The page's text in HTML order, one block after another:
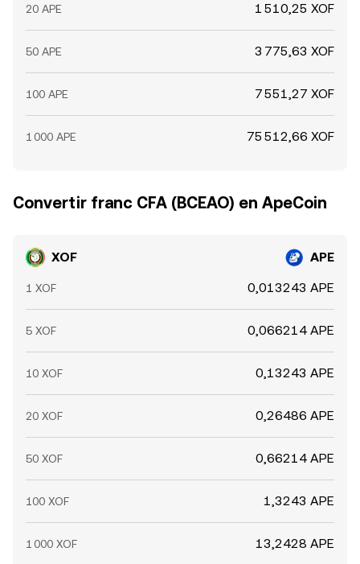
20 APE 1 510,25 XOF
50 APE 3 775,63 XOF
100 APE 7 551,27 XOF
1 000 APE 75 512,66 XOF
Convertir franc CFA (BCEAO) en ApeCoin
XOF APE
1 XOF 0,013243 APE
5 XOF 0,066214 APE
10 XOF 0,13243 APE
20 XOF 0,26486 APE
50 XOF 0,66214 APE
100 XOF 1,3243 APE
1 000 XOF 13,2428 APE